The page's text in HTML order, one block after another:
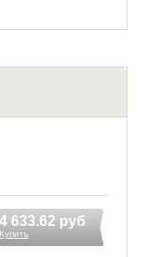
4 633.62 руб
Купить